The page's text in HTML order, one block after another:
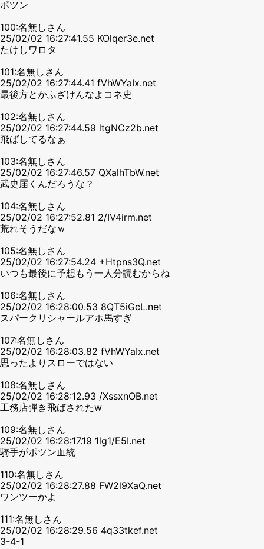
ポツン
100:名無しさん
25/02/02 16:27:41.55 KOlqer3e.net
たけしワロタ
101:名無しさん
25/02/02 16:27:44.41 fVhWYaIx.net
最後方とかふざけんなよコネ史
102:名無しさん
25/02/02 16:27:44.59 ltgNCz2b.net
飛ばしてるなぁ
103:名無しさん
25/02/02 16:27:46.57 QXalhTbW.net
武史届くんだろうな？
104:名無しさん
25/02/02 16:27:52.81 2/IV4irm.net
荒れそうだなｗ
105:名無しさん
25/02/02 16:27:54.24 +Htpns3Q.net
いつも最後に予想もう一人分読むからね
106:名無しさん
25/02/02 16:28:00.53 8QT5iGcL.net
スパークリシャールアホ馬すぎ
107:名無しさん
25/02/02 16:28:03.82 fVhWYaIx.net
思ったよりスローではない
108:名無しさん
25/02/02 16:28:12.93 /XssxnOB.net
工務店弾き飛ばされたw
109:名無しさん
25/02/02 16:28:17.19 1lg1/E5I.net
騎手がポツン血統
110:名無しさん
25/02/02 16:28:27.88 FW2l9XaQ.net
ワンツーかよ
111:名無しさん
25/02/02 16:28:29.56 4q33tkef.net
3-4-1